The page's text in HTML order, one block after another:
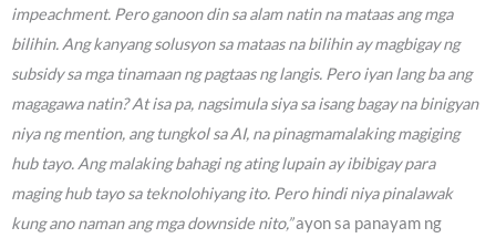
impeachment. Pero ganoon din sa alam natin na mataas ang mga
bilihin. Ang kanyang solusyon sa mataas na bilihin ay magbigay ng
subsidy sa mga tinamaan ng pagtaas ng langis. Pero iyan lang ba ang
magagawa natin? At isa pa, nagsimula siya sa isang bagay na binigyan
niya ng mention, ang tungkol sa AI, na pinagmamalaking magiging
hub tayo. Ang malaking bahagi ng ating lupain ay ibibigay para
maging hub tayo sa teknolohiyang ito. Pero hindi niya pinalawak
kung ano naman ang mga downside nito,”ayon sa panayam ng